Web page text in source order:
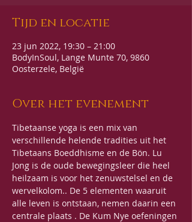
Tijd en locatie
23 jun 2022, 19:30 – 21:00
BodyInSoul, Lange Munte 70, 9860
Oosterzele, België
Over het evenement
Tibetaanse yoga is een mix van
verschillende helende tradities uit het
Tibetaans Boeddhisme en de Bön. Lu
Jong is de oude bewegingsleer die heel
heilzaam is voor het zenuwstelsel en de
wervelkolom.. De 5 elementen waaruit
alle leven is ontstaan, nemen daarin een
centrale plaats . De Kum Nye oefeningen